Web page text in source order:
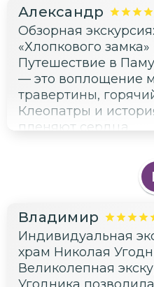
Александр
Обзорная
«Хлопкового
Путешествие в
— это воплощение
травертины,
Клеопатры и
пленяют сердца.
Владимир
Индивидуальная
храм Николая
Великолепная